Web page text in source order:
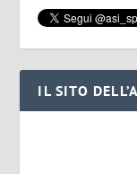
IL SITO